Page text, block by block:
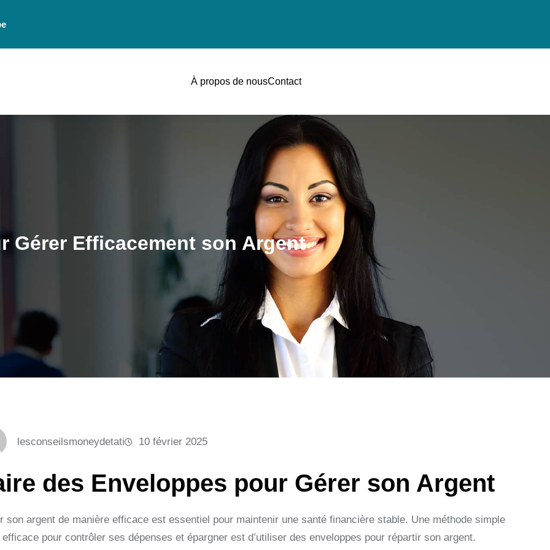
À propos de nousContact
Gérer Efficacement son Argent
lesconseilsmoneydetati 10 février 2025
des Enveloppes pour Gérer son Argent
son argent de manière efficace est essentiel pour maintenir une santé financière stable. Une méthode simple
efficace pour contrôler ses dépenses et épargner est d’utiliser des enveloppes pour répartir son argent.